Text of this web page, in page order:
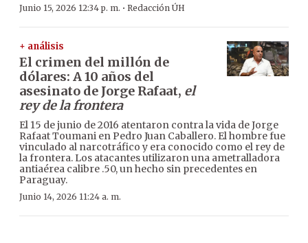
Junio 15, 2026 12:34 p. m. · Redacción ÚH
+ análisis
El crimen del millón de
dólares: A 10 años del
asesinato de Jorge Rafaat, el
rey de la frontera
El 15 de junio de 2016 atentaron contra la vida de Jorge
Rafaat Toumani en Pedro Juan Caballero. El hombre fue
vinculado al narcotráfico y era conocido como el rey de
la frontera. Los atacantes utilizaron una ametralladora
antiaérea calibre .50, un hecho sin precedentes en
Paraguay.
Junio 14, 2026 11:24 a. m.